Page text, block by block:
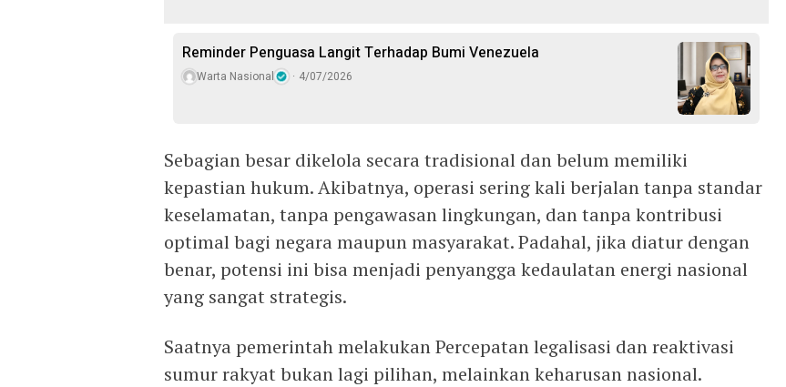
Reminder Penguasa Langit Terhadap Bumi Venezuela
Warta Nasional 4/07/2026
Sebagian besar dikelola secara tradisional dan belum memiliki
kepastian hukum. Akibatnya, operasi sering kali berjalan tanpa standar
keselamatan, tanpa pengawasan lingkungan, dan tanpa kontribusi
optimal bagi negara maupun masyarakat. Padahal, jika diatur dengan
benar, potensi ini bisa menjadi penyangga kedaulatan energi nasional
yang sangat strategis.
Saatnya pemerintah melakukan Percepatan legalisasi dan reaktivasi
sumur rakyat bukan lagi pilihan, melainkan keharusan nasional.